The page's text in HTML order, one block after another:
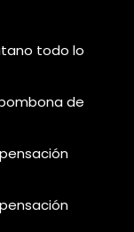
todo lo
de